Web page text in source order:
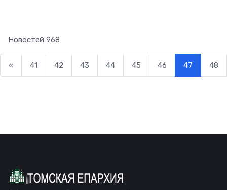
Новостей 968
« 41 42 43 44 45 46 47 48